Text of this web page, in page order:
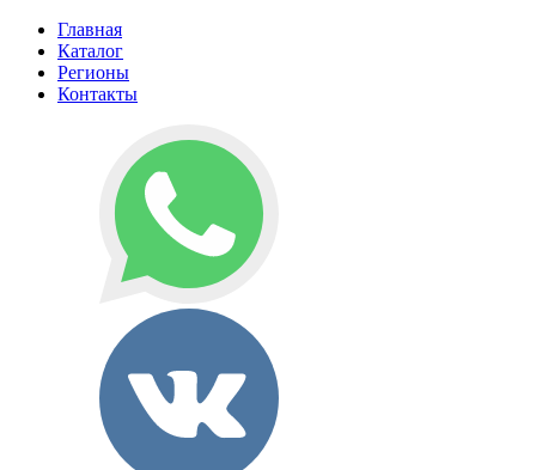
Главная
Каталог
Регионы
Контакты